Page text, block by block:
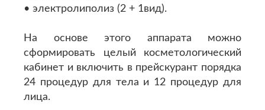
• электролиполиз (2 + 1вид).
На основе этого аппарата можно
сформировать целый косметологический
кабинет и включить в прейскурант порядка
24 процедур для тела и 12 процедур для
лица.